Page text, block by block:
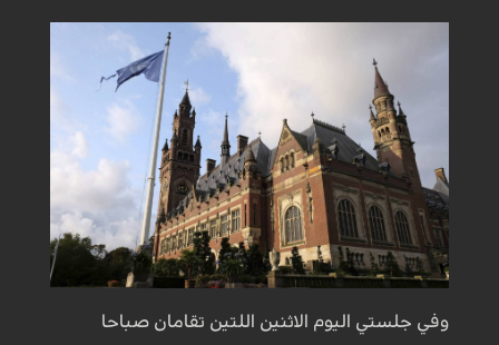
وفي جلستي اليوم الاثنين اللتين تقامان صباحا